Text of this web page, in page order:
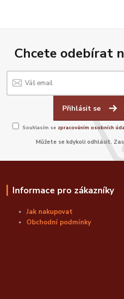
Chcete odebírat
Přihlásit se
Souhlasím se zpracováním osobních
Můžete se kdykoli odhlásit.
Informace pro zákazníky
Jak nakupovat
Obchodní podmínky